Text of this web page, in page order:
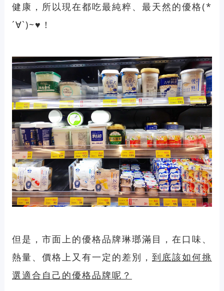
健康，所以現在都吃最純粹、最天然的優格(*
´∀`)~♥！
但是，市面上的優格品牌琳瑯滿目，在口味、
熱量、價格上又有一定的差別， 到底該如何挑
選適合自己的優格品牌呢？